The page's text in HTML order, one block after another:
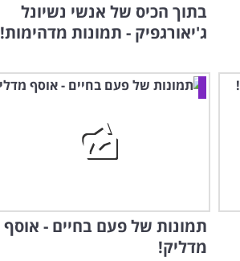
בתוך הכיס של אנשי נשיונל
ג'יאורגפיק - תמונות מדהימות!
תמונות של פעם בחיים - אוסף
מדליק!